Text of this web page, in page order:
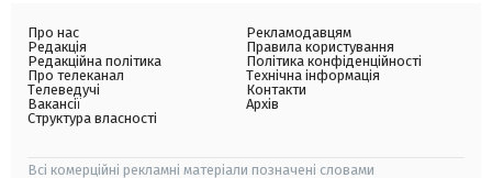
Про нас
Редакція
Редакційна політика
Про телеканал
Телеведучі
Вакансії
Структура власності
Рекламодавцям
Правила користування
Політика конфіденційності
Технічна інформація
Контакти
Архів
Всі комерційні рекламні матеріали позначені словами